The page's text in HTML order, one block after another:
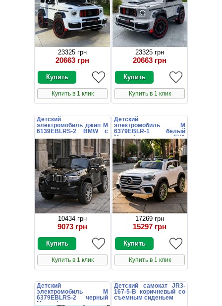
23325 грн
20663 грн
Купить в 1 клик
23325 грн
20663 грн
Купить в 1 клик
Детский
электромобиль джип M
6139EBLRS-2 BMW с
кожаным сиденьем
10434 грн
9073 грн
Купить в 1 клик
Детский
электромобиль M
6379EBLR-1 белый
Mercedes с EVA
колесами
17269 грн
15297 грн
Купить в 1 клик
Детский
электромобиль M
6379EBLRS-2 черный
Mercedes в
Детский самокат JR3-
167-5-B коричневый со
съемным сиденьем